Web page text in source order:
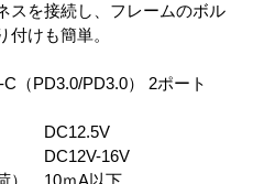
スを接続し、フレームのボル
付けも簡単。
（PD3.0/PD3.0） 2ポート
16V